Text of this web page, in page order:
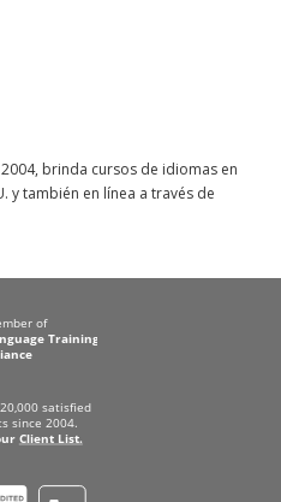
brinda cursos de idiomas en
y también en línea a través de